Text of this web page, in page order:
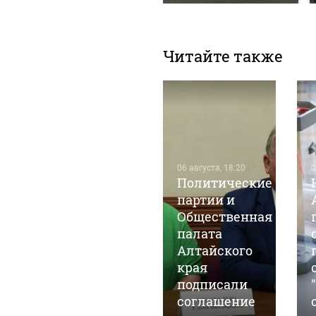
Читайте также
06 августа, 18:20
Политические
партии и
Общественная
палата
Алтайского
края
подписали
соглашение